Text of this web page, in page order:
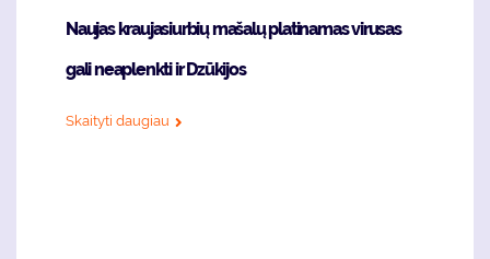
Naujas kraujasiurbių mašalų platinamas virusas
gali neaplenkti ir Dzūkijos
Skaityti daugiau